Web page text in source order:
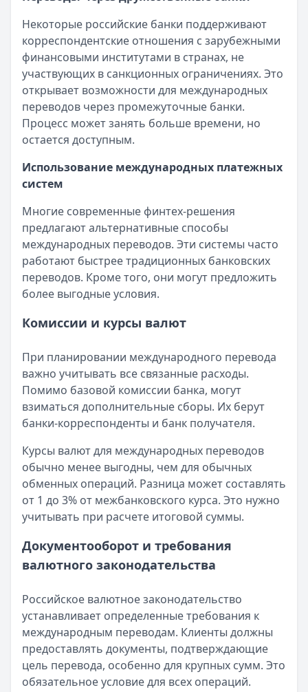
Некоторые российские банки поддерживают
корреспондентские отношения с зарубежными
финансовыми институтами в странах, не
участвующих в санкционных ограничениях. Это
открывает возможности для международных
переводов через промежуточные банки.
Процесс может занять больше времени, но
остается доступным.
Использование международных платежных
систем
Многие современные финтех-решения
предлагают альтернативные способы
международных переводов. Эти системы часто
работают быстрее традиционных банковских
переводов. Кроме того, они могут предложить
более выгодные условия.
Комиссии и курсы валют
При планировании международного перевода
важно учитывать все связанные расходы.
Помимо базовой комиссии банка, могут
взиматься дополнительные сборы. Их берут
банки-корреспонденты и банк получателя.
Курсы валют для международных переводов
обычно менее выгодны, чем для обычных
обменных операций. Разница может составлять
от 1 до 3% от межбанковского курса. Это нужно
учитывать при расчете итоговой суммы.
Документооборот и требования
валютного законодательства
Российское валютное законодательство
устанавливает определенные требования к
международным переводам. Клиенты должны
предоставлять документы, подтверждающие
цель перевода, особенно для крупных сумм. Это
обязательное условие для всех операций.